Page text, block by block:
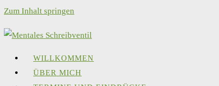
Zum Inhalt springen
WILLKOMMEN
ÜBER MICH